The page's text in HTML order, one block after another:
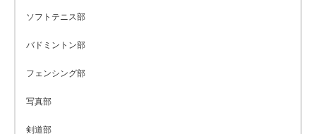
ソフトテニス部
バドミントン部
フェンシング部
写真部
剣道部